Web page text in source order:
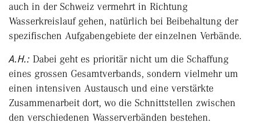
auch in der Schweiz vermehrt in Richtung
Wasserkreislauf gehen, natürlich bei Beibehaltung der
spezifischen Aufgabengebiete der einzelnen Verbände.
A.H.: Dabei geht es prioritär nicht um die Schaffung
eines grossen Gesamtverbands, sondern vielmehr um
einen intensiven Austausch und eine verstärkte
Zusammenarbeit dort, wo die Schnittstellen zwischen
den verschiedenen Wasserverbänden bestehen.